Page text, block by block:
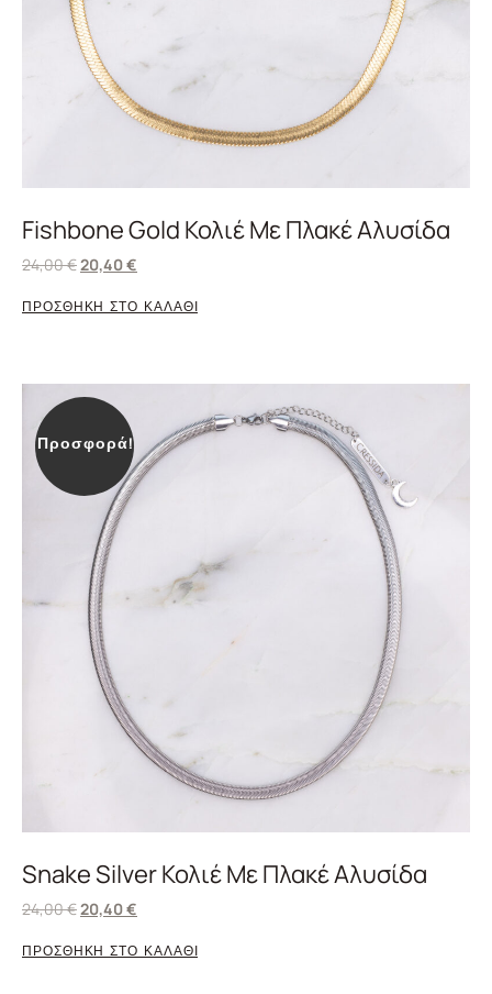
Fishbone Gold Κολιέ Με Πλακέ Αλυσίδα
24,00€20,40€
ΠΡΟΣΘΗΚΗ ΣΤΟ ΚΑΛΑΘΙ
Προσφορά!
Snake Silver Κολιέ Με Πλακέ Αλυσίδα
24,00€20,40€
ΠΡΟΣΘΗΚΗ ΣΤΟ ΚΑΛΑΘΙ